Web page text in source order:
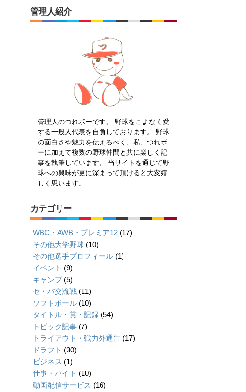
管理人紹介
管理人のつれボーです。 野球をこよなく愛
する一般人代表を自負しております。 野球
の面白さや魅力を伝えるべく、私、つれボ
ーに加えて複数の野球仲間と共に楽しく記
事を執筆しています。 当サイトを通じて野
球への興味が更に深まって頂けると大変嬉
しく思います。
カテゴリー
WBC・AWB・プレミア12 (17)
その他大学野球 (10)
その他選手プロフィール (1)
イベント (9)
キャンプ(5)
セ・パ交流戦 (11)
ソフトボール (10)
タイトル・賞・記録 (54)
トピック記事 (7)
トライアウト・戦力外通告 (17)
ドラフト (30)
ビジネス (1)
仕事・バイト (10)
動画配信サービス (16)